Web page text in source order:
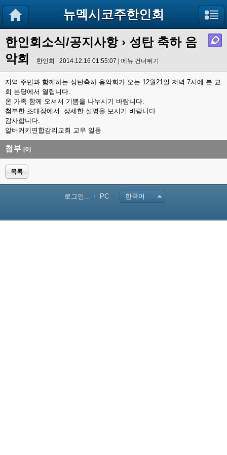
뉴멕시코주한인회
한인회소식/공지사항› 성탄 축하 음
악회
한인회 | 2014.12.16 01:55:07 | 메뉴 건너뛰기
지역 주민과 함께하는 성탄축하 음악회가 오는 12월21일 저녁 7시에 본 교
회 본당에서 열립니다.
온 가족 함께 오셔서 기쁨을 나누시기 바람니다.
첨부한 초대장에서 상세한 설명을 보시기 바람니다.
감사합니다.
알버커키연합감리교회 교우 일동
첨부 [0]
목록
로그인... PC 한국어